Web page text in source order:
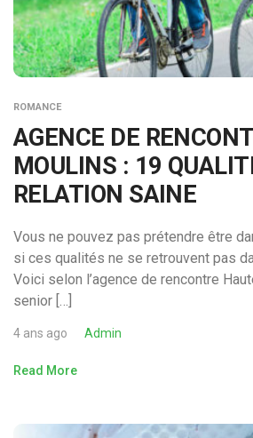
ROMANCE
AGENCE DE
MOULINS : 19
RELATION SAINE
Vous ne pouvez pas prétendre être
si ces qualités ne se retrouvent pas
Voici selon l’agence de rencontre
senior […]
4 ans ago Admin
Read More